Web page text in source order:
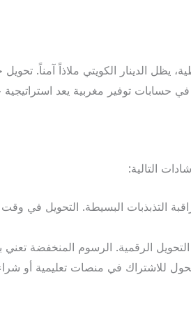
حسابات توفير مغربية يعد استراتيجية
التذبذبات البسيطة. التحويل في وقت
الرقمية. الرسوم المنخفضة تعني
للاشتراك في منصات تعليمية أو